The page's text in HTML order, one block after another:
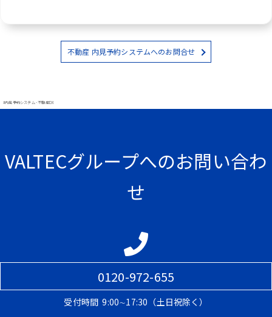
不動産 内見予約システムへのお問合せ
#内見予約システム - 不動産DX
VALTECグループへのお問い合わ
せ
0120-972-655
受付時間 9:00∼17:30（土日祝除く）